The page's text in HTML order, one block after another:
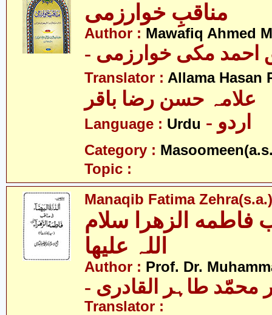
مناقبِ خوارزمی
Author : Mawafiq Ahmed
احمد مکی خوارزمی
Translator : Allama Hasan
علامہ حسن رضا باقر
Language : Urdu - اردو
Category :
Topic :
Manaqib Fatima Zehra(s.a.)
فاطمه الزھرا سلام
اللہ علیھا
Author : Prof. Dr.
محمّد طاہر القادری
Translator :